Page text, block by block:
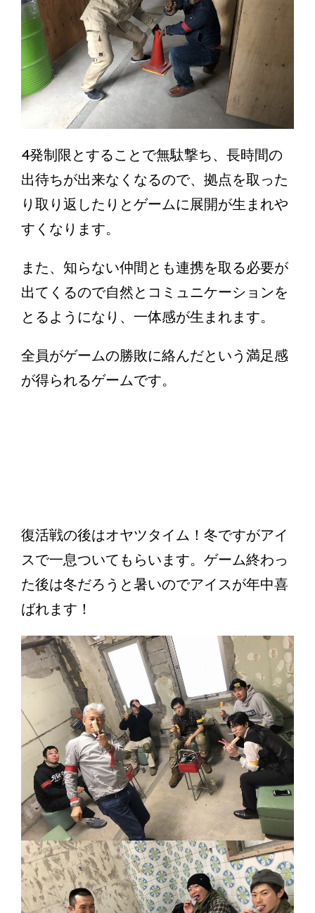
4発制限とすることで無駄撃ち、長時間の
出待ちが出来なくなるので、拠点を取った
り取り返したりとゲームに展開が生まれや
すくなります。
また、知らない仲間とも連携を取る必要が
出てくるので自然とコミュニケーションを
とるようになり、一体感が生まれます。
全員がゲームの勝敗に絡んだという満足感
が得られるゲームです。
復活戦の後はオヤツタイム！冬ですがアイ
スで一息ついてもらいます。ゲーム終わっ
た後は冬だろうと暑いのでアイスが年中喜
ばれます！